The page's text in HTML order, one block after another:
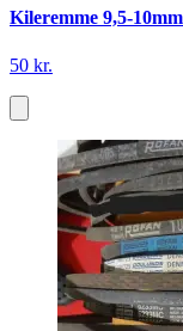
Kileremme 9,5-
50 kr.